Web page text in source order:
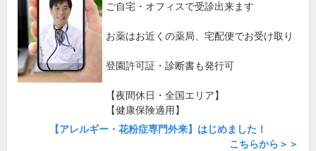
ご自宅・オフィスで受診出来ます
お薬はお近くの薬局、宅配便でお受け取り
登園許可証・診断書も発行可
【夜間休日・全国エリア】
【健康保険適用】
【アレルギー・花粉症専門外来】はじめました！
こちらから＞＞